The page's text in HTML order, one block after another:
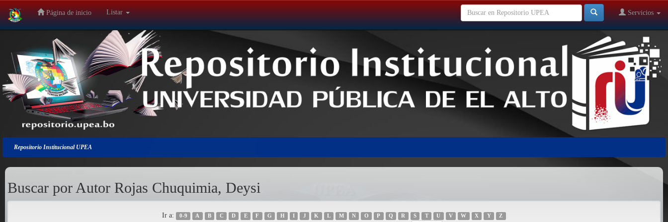
Salir
navegación
Página de inicio Listar Servicios
Repositorio Institucional UPEA
Buscar por Autor Rojas Chuquimia, Deysi
Ir a: 0-9 A B C D E F G H I J K L M N O P Q R S T U V W X Y Z